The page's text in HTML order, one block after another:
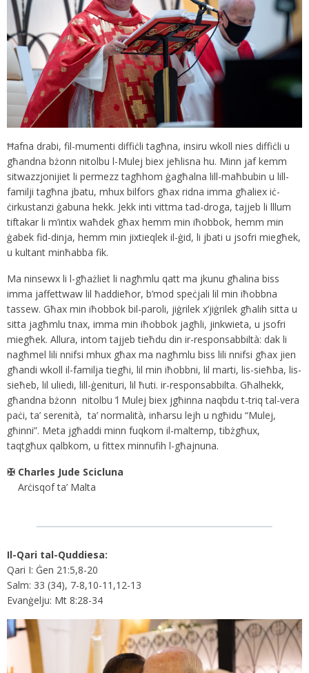
Ħafna drabi, fil-mumenti diffiċli tagħna, insiru wkoll nies diffiċli u
għandna bżonn nitolbu l-Mulej biex jeħlisna hu. Minn jaf kemm
sitwazzjonijiet li permezz tagħhom ġagħalna lill-maħbubin u lill-
familji tagħna jbatu, mhux bilfors għax ridna imma għaliex iċ-
ċirkustanzi ġabuna hekk. Jekk inti vittma tad-droga, tajjeb li lllum
tiftakar li m’intix waħdek għax hemm min iħobbok, hemm min
ġabek fid-dinja, hemm min jixtieqlek il-ġid, li jbati u jsofri miegħek,
u kultant minħabba fik.
Ma ninsewx li l-għażliet li nagħmlu qatt ma jkunu għalina biss
imma jaffettwaw lil ħaddieħor, b’mod speċjali lil min iħobbna
tassew. Għax min iħobbok bil-paroli, jiġrilek x’jiġrilek għalih sitta u
sitta jagħmlu tnax, imma min iħobbok jagħli, jinkwieta, u jsofri
miegħek. Allura, intom tajjeb tieħdu din ir-responsabbiltà: dak li
nagħmel lili nnifsi mhux għax ma nagħmlu biss lili nnifsi għax jien
għandi wkoll il-familja tiegħi, lil min iħobbni, lil marti, lis-sieħba, lis-
sieħeb, lil uliedi, lill-ġenituri, lil ħuti. ir-responsabbilta. Għalhekk,
għandna bżonn nitolbu ’l Mulej biex jgħinna naqbdu t-triq tal-vera
paċi, ta’ serenità, ta’ normalità, inħarsu lejh u ngħidu “Mulej,
għinni”. Meta jgħaddi minn fuqkom il-maltemp, tibżgħux,
taqtgħux qalbkom, u fittex minnufih l-għajnuna.
✠ Charles Jude Scicluna
Arċisqof ta’ Malta
Il-Qari tal-Quddiesa:
Qari I: Ġen 21:5,8-20
Salm: 33 (34), 7-8,10-11,12-13
Evanġelju: Mt 8:28-34